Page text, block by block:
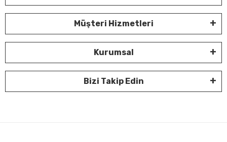
Müşteri Hizmetleri
Kurumsal
Bizi Takip Edin